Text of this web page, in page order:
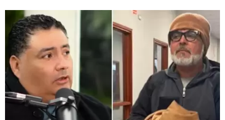
Ruptura revelada